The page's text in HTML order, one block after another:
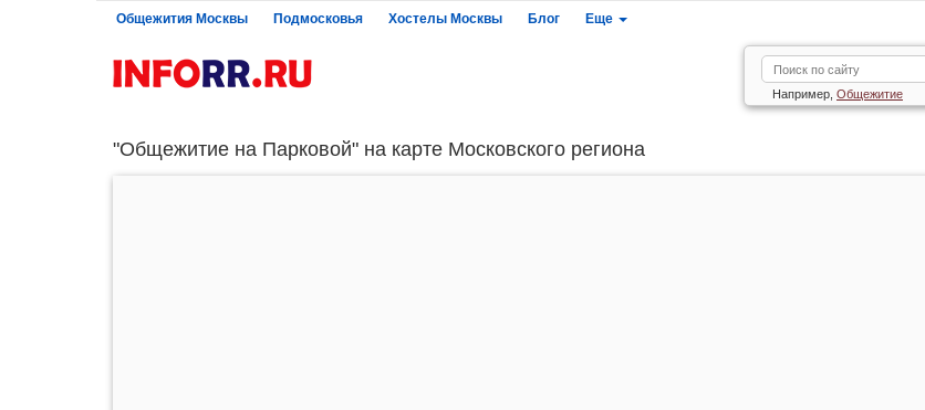
Общежития Москвы Подмосковья Хостелы Москвы Блог Еще
Например, Общежитие
"Общежитие на Парковой" на карте Московского региона